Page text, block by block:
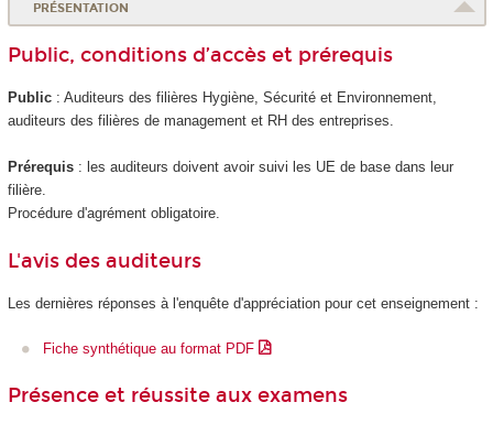
PRÉSENTATION
Public, conditions d’accès et prérequis
Public: Auditeurs des filières Hygiène, Sécurité et Environnement,
auditeurs des filières de management et RH des entreprises.
Prérequis: les auditeurs doivent avoir suivi les UE de base dans leur
filière.
Procédure d'agrémentobligatoire.
L'avis des auditeurs
Les dernières réponses à l'enquête d'appréciation pour cet enseignement :
Fiche synthétique au format PDF
Présence et réussite aux examens